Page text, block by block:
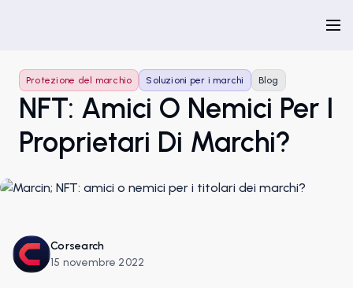
Protezione del marchio Soluzioni per i marchi Blog
NFT: Amici O Nemici Per I
Proprietari Di Marchi?
Corsearch
15 novembre 2022